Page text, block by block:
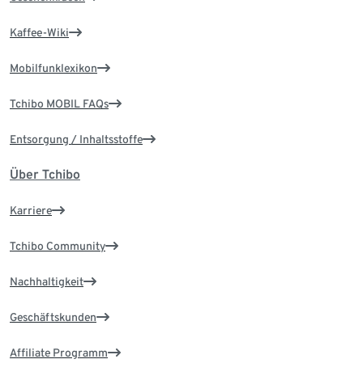
Kaffee-Wiki
Mobilfunklexikon
Tchibo MOBIL FAQs
Entsorgung / Inhaltsstoffe
Über Tchibo
Karriere
Tchibo Community
Nachhaltigkeit
Geschäftskunden
Affiliate Programm